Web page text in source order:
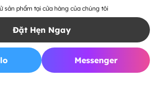
sản phẩm tại cửa hàng của chúng tôi
Đặt Hẹn Ngay
Messenger